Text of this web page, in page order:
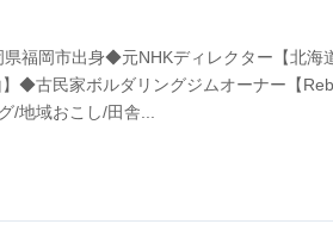
福岡市出身◆元NHKディレクター【北海
◆古民家ボルダリングジムオーナー【
地域おこし/田舎...